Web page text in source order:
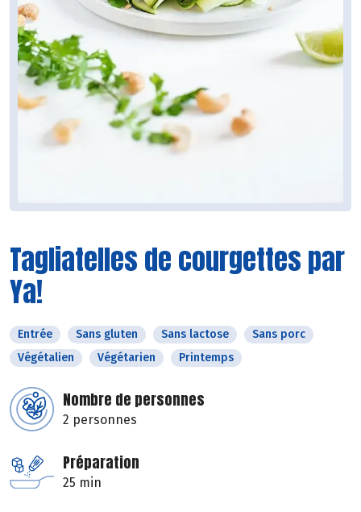
Tagliatelles de courgettes par
Ya!
Entrée Sans gluten Sans lactose
Sans porc
Végétalien
Végétarien Printemps
Nombre de personnes
2 personnes
Préparation
25 min